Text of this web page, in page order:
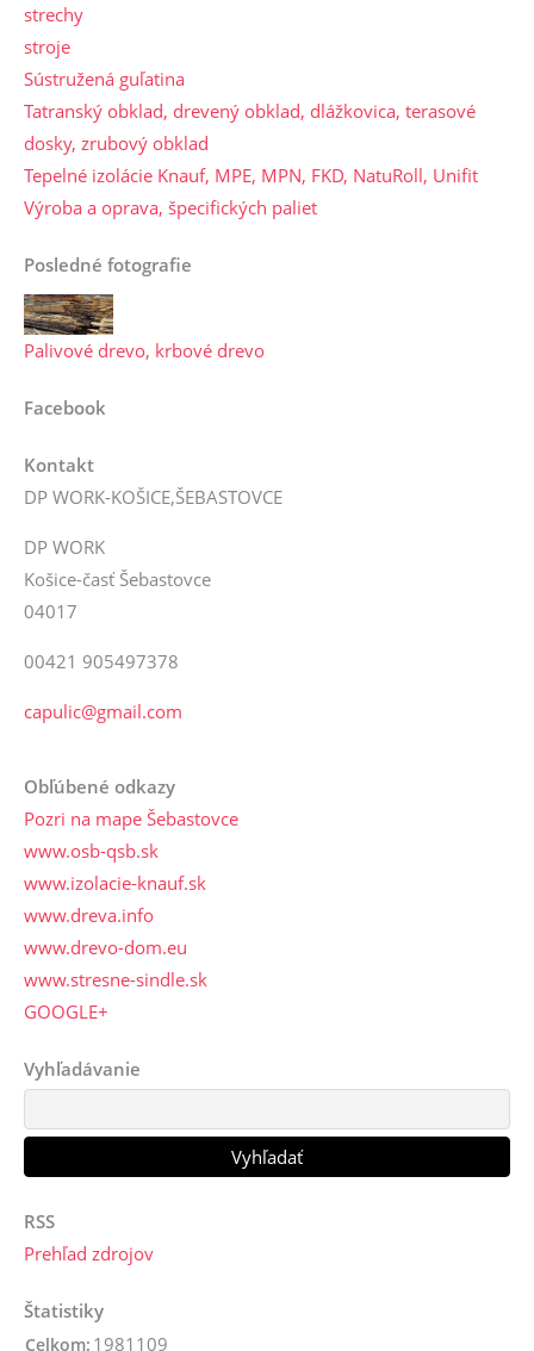
strechy
stroje
Sústružená guľatina
Tatranský obklad, drevený obklad, dlážkovica, terasové
dosky, zrubový obklad
Tepelné izolácie Knauf, MPE, MPN, FKD, NatuRoll, Unifit
Výroba a oprava, špecifických paliet
Posledné fotografie
Palivové drevo, krbové drevo
Facebook
Kontakt
DP WORK-KOŠICE,ŠEBASTOVCE
DP WORK
Košice-časť Šebastovce
04017
00421 905497378
capulic@gmail.com
Obľúbené odkazy
Pozri na mape Šebastovce
www.osb-qsb.sk
www.izolacie-knauf.sk
www.dreva.info
www.drevo-dom.eu
www.stresne-sindle.sk
GOOGLE+
Vyhľadávanie
RSS
Prehľad zdrojov
Štatistiky
Celkom: 1981109